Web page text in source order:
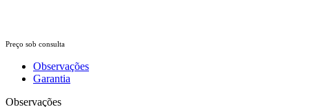
Preço sob consulta
Observações
Garantia
Observações